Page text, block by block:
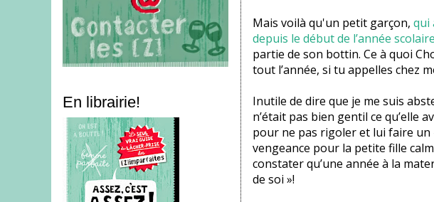
En librairie!
Mais voilà qu'un petit garçon, qui
depuis le début de l’année scolaire
partie de son bottin. Ce à quoi
tout l’année, si tu appelles chez
Inutile de dire que je me suis
n’était pas bien gentil ce qu’elle
pour ne pas rigoler et lui faire un
vengeance pour la petite fille
constater qu’une année à la
de soi »!